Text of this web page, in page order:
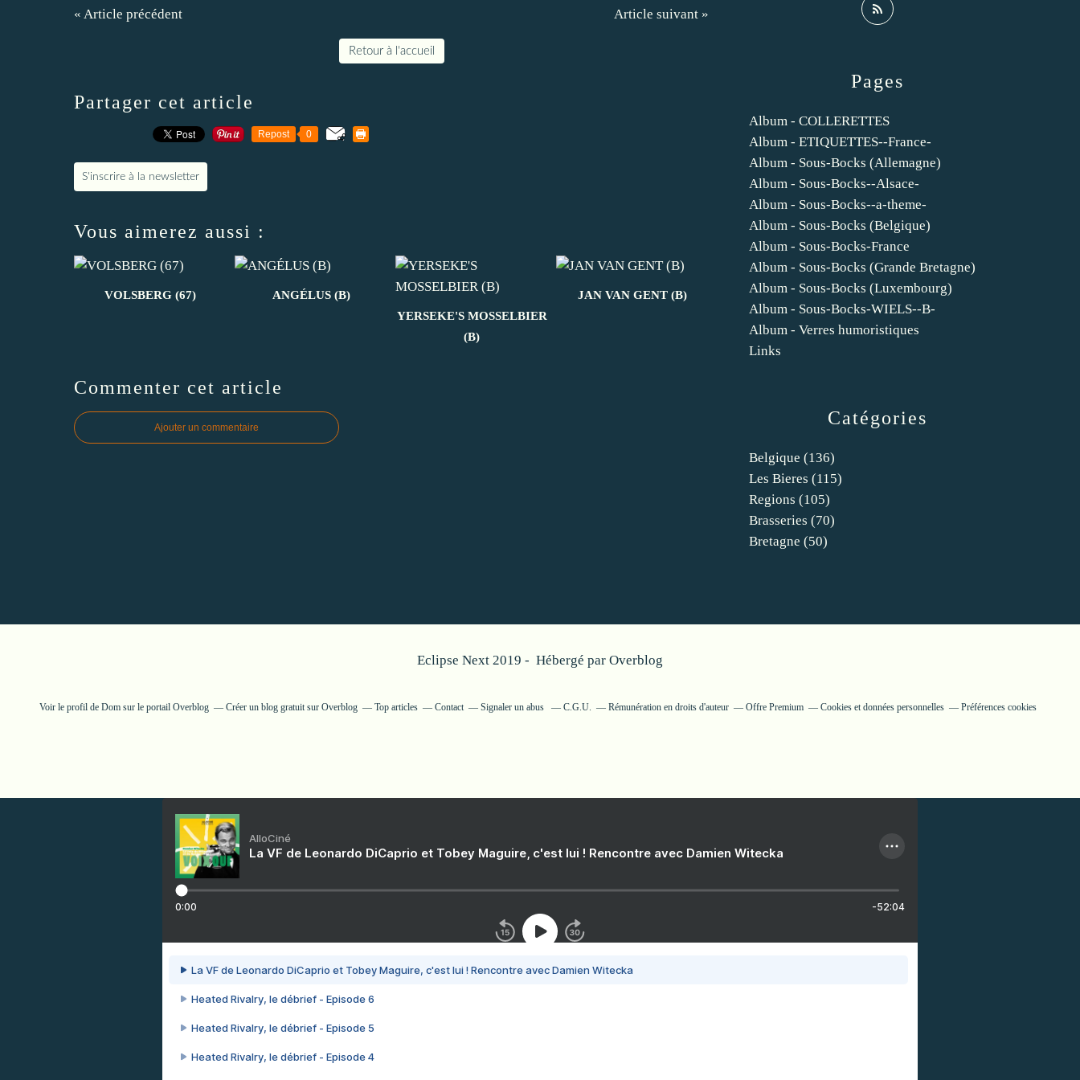
« Article précédent Article suivant »
Retour à l'accueil
Partager cet article
Repost 0
S'inscrire à la newsletter
Vous aimerez aussi :
VOLSBERG (67)
ANGÉLUS (B)
YERSEKE'S MOSSELBIER
(B)
JAN VAN GENT (B)
Commenter cet article
Ajouter un commentaire Catégories
Belgique (136)
Les Bieres (115)
Regions (105)
Brasseries (70)
Bretagne (50)
Pages
Album - COLLERETTES
Album - ETIQUETTES--France-
Album - Sous-Bocks (Allemagne)
Album - Sous-Bocks--Alsace-
Album - Sous-Bocks--a-theme-
Album - Sous-Bocks (Belgique)
Album - Sous-Bocks-France
Album - Sous-Bocks (Grande Bretagne)
Album - Sous-Bocks (Luxembourg)
Album - Sous-Bocks-WIELS--B-
Album - Verres humoristiques
Links
Eclipse Next 2019 - Hébergé par Overblog
Voir le profil de Domsur le portail Overblog Créer un blog gratuit sur Overblog Top articles Contact Signaler un abus C.G.U. Rémunération en droits d'auteur Offre Premium Cookies et données personnelles Préférences cookies
AlloCiné
La VF de Leonardo DiCaprio et Tobey Maguire, c'est lui ! Rencontre avec Damien Witecka
0:00 -52:04
La VF de Leonardo DiCaprio et Tobey Maguire, c'est lui ! Rencontre avec Damien Witecka
Heated Rivalry, le débrief - Episode 6
Heated Rivalry, le débrief - Episode 5
Heated Rivalry, le débrief - Episode 4